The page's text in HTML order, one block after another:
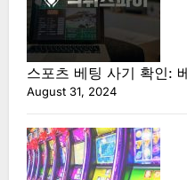
스포츠 베팅 사기 확인:
August 31, 2024